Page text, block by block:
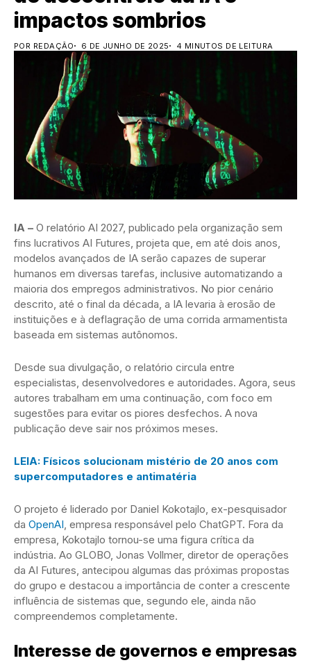
impactos sombrios
POR REDAÇÃO 6 DE JUNHO DE 2025 4 MINUTOS DE LEITURA
IA – O relatório AI 2027, publicado pela organização sem
fins lucrativos AI Futures, projeta que, em até dois anos,
modelos avançados de IA serão capazes de superar
humanos em diversas tarefas, inclusive automatizando a
maioria dos empregos administrativos. No pior cenário
descrito, até o final da década, a IA levaria à erosão de
instituições e à deflagração de uma corrida armamentista
baseada em sistemas autônomos.
Desde sua divulgação, o relatório circula entre
especialistas, desenvolvedores e autoridades. Agora, seus
autores trabalham em uma continuação, com foco em
sugestões para evitar os piores desfechos. A nova
publicação deve sair nos próximos meses.
LEIA: Físicos solucionam mistério de 20 anos com
supercomputadores e antimatéria
O projeto é liderado por Daniel Kokotajlo, ex-pesquisador
da OpenAI, empresa responsável pelo ChatGPT. Fora da
empresa, Kokotajlo tornou-se uma figura crítica da
indústria. Ao GLOBO, Jonas Vollmer, diretor de operações
da AI Futures, antecipou algumas das próximas propostas
do grupo e destacou a importância de conter a crescente
influência de sistemas que, segundo ele, ainda não
compreendemos completamente.
Interesse de governos e empresas